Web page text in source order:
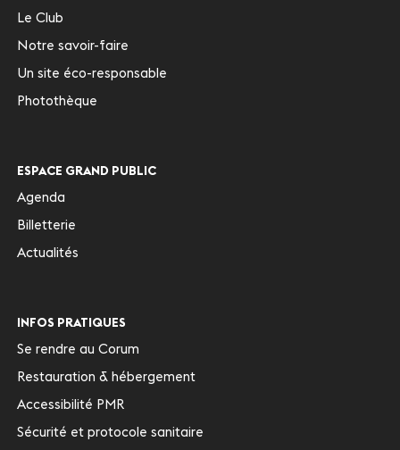
Le Club
Notre savoir-faire
Un site éco-responsable
Photothèque
ESPACE GRAND PUBLIC
Agenda
Billetterie
Actualités
INFOS PRATIQUES
Se rendre au Corum
Restauration & hébergement
Accessibilité PMR
Sécurité et protocole sanitaire